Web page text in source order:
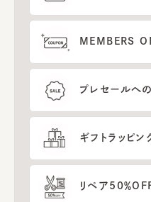
MEMBERS
プレセールへ
ギフトラッピン
リペア50％